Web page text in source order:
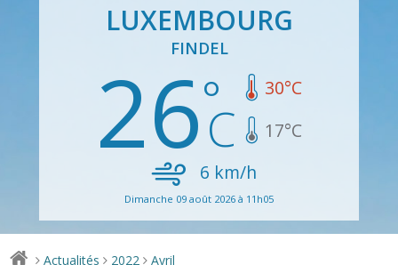
LUXEMBOURG
FINDEL
26 30°C
17°C
6 km/h
Dimanche 09 août 2026 à 11h05
> Actualités > 2022 > Avril